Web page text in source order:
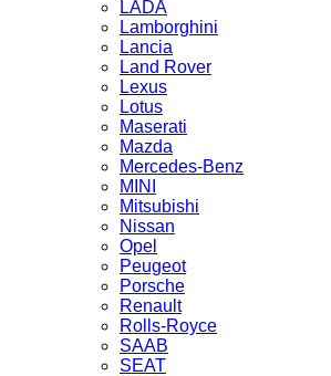
LADA
Lamborghini
Lancia
Land Rover
Lexus
Lotus
Maserati
Mazda
Mercedes-Benz
MINI
Mitsubishi
Nissan
Opel
Peugeot
Porsche
Renault
Rolls-Royce
SAAB
SEAT